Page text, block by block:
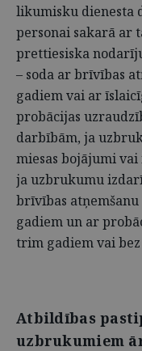
likumisku dienesta
personai sakarā ar
prettiesiska
– soda ar brīvības
gadiem vai ar
probācijas
darbībām, ja
miesas bojājumi vai
ja uzbrukumu
brīvības
gadiem un ar
trim gadiem vai bez
Atbildības
uzbrukumiem